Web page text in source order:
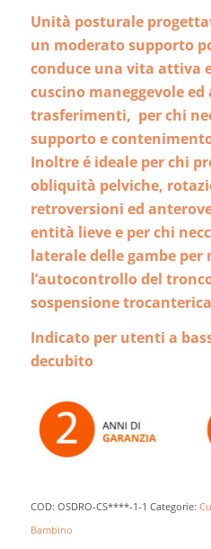
Unità posturale
un moderato supporto
conduce una vita attiva
cuscino maneggevole ed
trasferimenti, per chi
supporto e
Inoltre é ideale per chi
obliquità pelviche,
retroversioni ed
entità lieve e per chi
laterale delle gambe per
l’autocontrollo del
sospensione
Indicato per utenti a
decubito
COD: OSDRO-CS****-1-1 Categorie:
Bambino